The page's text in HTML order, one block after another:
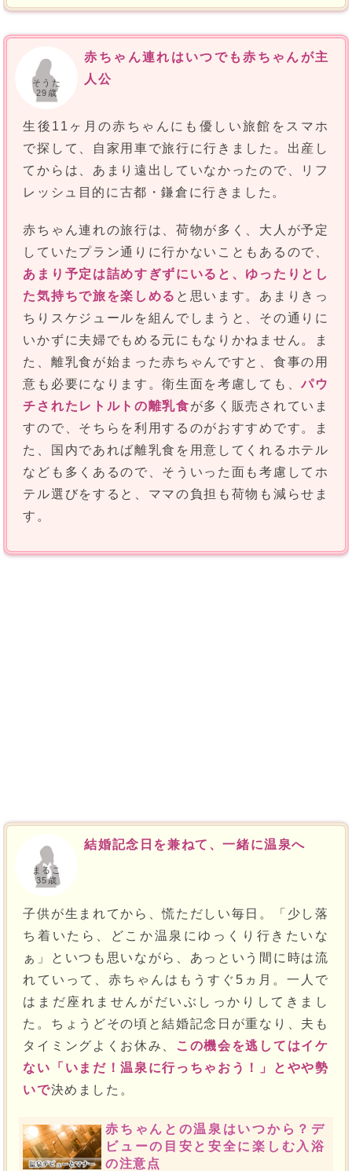
そうた
29歳
赤ちゃん連れはいつでも赤ちゃんが主
人公
生後11ヶ月の赤ちゃんにも優しい旅館をスマホ
で探して、自家用車で旅行に行きました。出産し
てからは、あまり遠出していなかったので、リフ
レッシュ目的に古都・鎌倉に行きました。
赤ちゃん連れの旅行は、荷物が多く、大人が予定
していたプラン通りに行かないこともあるので、
あまり予定は詰めすぎずにいると、ゆったりとし
た気持ちで旅を楽しめる と思います。あまりきっ
ちりスケジュールを組んでしまうと、その通りに
いかずに夫婦でもめる元にもなりかねません。ま
た、離乳食が始まった赤ちゃんですと、食事の用
意も必要になります。衛生面を考慮しても、パウ
チされたレトルトの離乳食が多く販売されていま
すので、そちらを利用するのがおすすめです。ま
た、国内であれば離乳食を用意してくれるホテル
なども多くあるので、そういった面も考慮してホ
テル選びをすると、ママの負担も荷物も減らせま
す。
まるこ
35歳
結婚記念日を兼ねて、一緒に温泉へ
子供が生まれてから、慌ただしい毎日。「少し落
ち着いたら、どこか温泉にゆっくり行きたいな
ぁ」といつも思いながら、あっという間に時は流
れていって、赤ちゃんはもうすぐ5ヵ月。一人で
はまだ座れませんがだいぶしっかりしてきまし
た。ちょうどその頃と結婚記念日が重なり、夫も
タイミングよくお休み、
この機会を逃してはイケ
ない「いまだ！温泉に行っちゃおう！」とやや勢
いで決めました。
赤ちゃんとの温泉はいつから？デ
ビューの目安と安全に楽しむ入浴
の注意点